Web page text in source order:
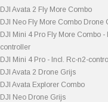
DJI Avata 2 Fly More Combo
DJI Neo Fly More Combo Drone
DJI Mini 4 Pro Fly More Combo -
controller
DJI Mini 4 Pro - Incl. Rc-n2-
DJI Avata 2 Drone Grijs
DJI Avata Explorer Combo
DJI Neo Drone Grijs